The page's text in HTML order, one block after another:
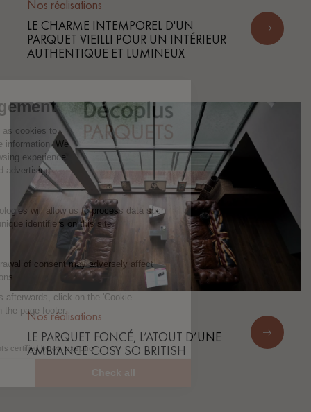
Nos réalisations
LE CHARME INTEMPOREL D'UN
PARQUET VIEILLI POUR UN INTÉRIEUR
AUTHENTIQUE ET LUMINEUX
Nos réalisations
LE PARQUET FONCÉ, L’ATOUT D’UNE
AMBIANCE COSY SO BRITISH